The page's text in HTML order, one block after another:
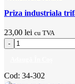
Adaugă la favorite
Priza industriala
23,00 lei cu TVA
Cod: 34-302